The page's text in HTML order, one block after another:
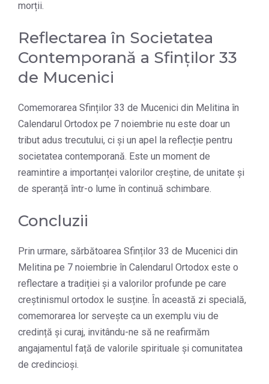
morții.
Reflectarea în Societatea
Contemporană a Sfinților 33
de Mucenici
Comemorarea Sfinților 33 de Mucenici din Melitina în
Calendarul Ortodox pe 7 noiembrie nu este doar un
tribut adus trecutului, ci și un apel la reflecție pentru
societatea contemporană. Este un moment de
reamintire a importanței valorilor creștine, de unitate și
de speranță într-o lume în continuă schimbare.
Concluzii
Prin urmare, sărbătoarea Sfinților 33 de Mucenici din
Melitina pe 7 noiembrie în Calendarul Ortodox este o
reflectare a tradiției și a valorilor profunde pe care
creștinismul ortodox le susține. În această zi specială,
comemorarea lor servește ca un exemplu viu de
credință și curaj, invitându-ne să ne reafirmăm
angajamentul față de valorile spirituale și comunitatea
de credincioși.